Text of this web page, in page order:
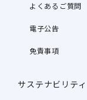
よくあるご質問
電子公告
免責事項
サステナビリティ